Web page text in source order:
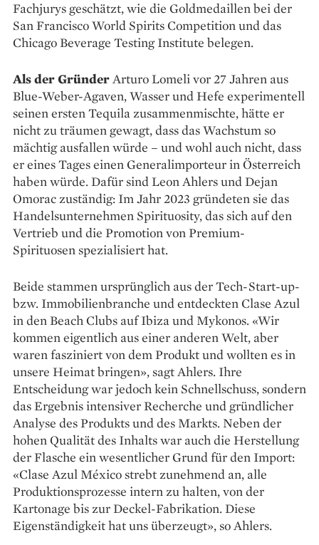
Fachjurys geschätzt, wie die Goldmedaillen bei der
San Francisco World Spirits Competition und das
Chicago Beverage Testing Institute belegen.
Als der GründerArturo Lomeli vor 27 Jahren aus
Blue-Weber-Agaven, Wasser und Hefe experimentell
seinen ersten Tequila zusammenmischte, hätte er
nicht zu träumen gewagt, dass das Wachstum so
mächtig ausfallen würde – und wohl auch nicht, dass
er eines Tages einen Generalimporteur in Österreich
haben würde. Dafür sind Leon Ahlers und Dejan
Omorac zuständig: Im Jahr 2023 gründeten sie das
Handelsunternehmen Spirituosity, das sich auf den
Vertrieb und die Promotion von Premium-
Spirituosen spezialisiert hat.
Beide stammen ursprünglich aus der Tech-Start-up-
bzw. Immobilienbranche und entdeckten Clase Azul
in den Beach Clubs auf Ibiza und Mykonos. «Wir
kommen eigentlich aus einer anderen Welt, aber
waren fasziniert von dem Produkt und wollten es in
unsere Heimat bringen», sagt Ahlers. Ihre
Entscheidung war jedoch kein Schnellschuss, sondern
das Ergebnis intensiver Recherche und gründlicher
Analyse des Produkts und des Markts. Neben der
hohen Qualität des Inhalts war auch die Herstellung
der Flasche ein wesentlicher Grund für den Import:
«Clase Azul México strebt zunehmend an, alle
Produktionsprozesse intern zu halten, von der
Kartonage bis zur Deckel-Fabrikation. Diese
Eigenständigkeit hat uns überzeugt», so Ahlers.